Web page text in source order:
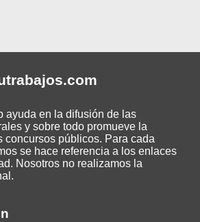
.com
ayuda en la difusión de las
y sobre todo promueve la
concursos públicos. Para cada
se hace referencia a los enlaces
Nosotros no realizamos la